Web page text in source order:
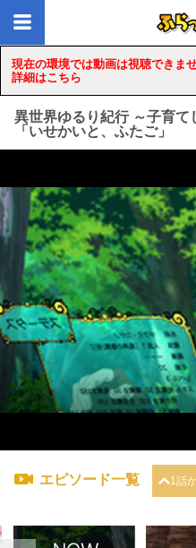
現在の環境では動画は視聴できませ
詳細はこちら
異世界ゆるり紀行 ～子育
「いせかいと、ふたご」
エピソード一覧 1話